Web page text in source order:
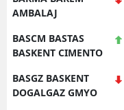
AMBALAJ
BASCM BASTAS
BASKENT CIMENTO
BASGZ BASKENT
DOGALGAZ GMYO